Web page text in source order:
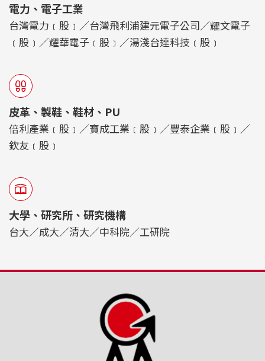
電力、電子工業
台灣電力﹝股﹞／台灣飛利浦建元電子公司／耀文電子
﹝股﹞／耀華電子﹝股﹞／湯淺台達科技﹝股﹞
皮革、製鞋、鞋材、PU
倍利產業﹝股﹞／寶成工業﹝股﹞／豐泰企業﹝股﹞／
欽友﹝股﹞
大學、研究所、研究機構
台大／成大／清大／中科院／工研院